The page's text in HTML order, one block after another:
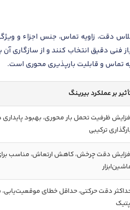
دقت، زاویه تماس، جنس اجزاء و
دقیق انتخاب کنند و از سازگاری
بر عملکرد بیرینگ
ظرفیت تحمل بار محوری، بهبود پایداری
ترکیبی
دقت چرخش، کاهش ارتعاش، مناسب
دقت حرکتی، حداقل خطای